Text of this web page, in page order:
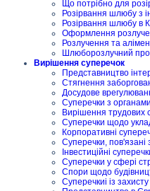
Що потрібно для
Розірвання шлюбу з
Розірвання шлюбу в
Оформлення
Розлучення та
Шлюборозлучний
Вирішення суперечок
Представництво
Стягнення
Досудове
Суперечки з
Вирішення трудових
Суперечки щодо
Корпоративні
Суперечки,
Інвестиційні
Суперечки у сфері
Спори щодо
Суперечкиі із